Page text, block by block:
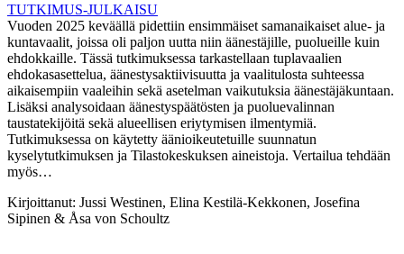
TUTKIMUS-JULKAISU
Vuoden 2025 keväällä pidettiin ensimmäiset samanaikaiset alue- ja
kuntavaalit, joissa oli paljon uutta niin äänestäjille, puolueille kuin
ehdokkaille. Tässä tutkimuksessa tarkastellaan tuplavaalien
ehdokasasettelua, äänestysaktiivisuutta ja vaalitulosta suhteessa
aikaisempiin vaaleihin sekä asetelman vaikutuksia äänestäjäkuntaan.
Lisäksi analysoidaan äänestyspäätösten ja puoluevalinnan
taustatekijöitä sekä alueellisen eriytymisen ilmentymiä.
Tutkimuksessa on käytetty äänioikeutetuille suunnatun
kyselytutkimuksen ja Tilastokeskuksen aineistoja. Vertailua tehdään
myös…
Kirjoittanut: Jussi Westinen, Elina Kestilä-Kekkonen, Josefina
Sipinen & Åsa von Schoultz